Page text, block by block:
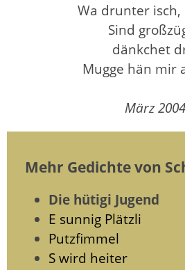
Wa drunter isch,
Sind
dänkchet
Mugge hän mir
März 2004
Mehr Gedichte von
Die hütigi Jugend
E sunnig Plätzli
Putzfimmel
S wird heiter